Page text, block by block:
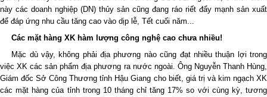
này các doanh nghiệp (DN) thủy sản cũng đang ráo riết đẩy mạnh sản xuất
để đáp ứng nhu cầu tăng cao vào dịp lễ, Tết cuối năm...
Các mặt hàng XK hàm lượng công nghệ cao chưa nhiều!
Mặc dù vậy, không phải địa phương nào cũng đạt nhiều thuận lợi trong
việc XK các sản phẩm địa phương ra nước ngoài. Ông Nguyễn Thanh Hùng,
Giám đốc Sở Công Thương tỉnh Hậu Giang cho biết, giá trị và kim ngạch XK
các mặt hàng của tỉnh trong 10 tháng chỉ tăng 17% so với cùng kỳ, tương